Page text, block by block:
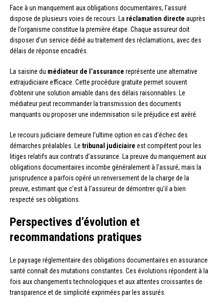
Face à un manquement aux obligations documentaires, l’assuré
dispose de plusieurs voies de recours. La réclamation directe auprès
de l’organisme constitue la première étape. Chaque assureur doit
disposer d’un service dédié au traitement des réclamations, avec des
délais de réponse encadrés.
La saisine du médiateur de l’assurance représente une alternative
extrajudiciaire efficace. Cette procédure gratuite permet souvent
d’obtenir une solution amiable dans des délais raisonnables. Le
médiateur peut recommander la transmission des documents
manquants ou proposer une indemnisation si le préjudice est avéré.
Le recours judiciaire demeure l’ultime option en cas d’échec des
démarches préalables. Le tribunal judiciaire est compétent pour les
litiges relatifs aux contrats d’assurance. La preuve du manquement aux
obligations documentaires incombe généralement à l’assuré, mais la
jurisprudence a parfois opéré un renversement de la charge de la
preuve, estimant que c’est à l’assureur de démontrer qu’il a bien
respecté ses obligations.
Perspectives d’évolution et
recommandations pratiques
Le paysage réglementaire des obligations documentaires en assurance
santé connaît des mutations constantes. Ces évolutions répondent à la
fois aux changements technologiques et aux attentes croissantes de
transparence et de simplicité exprimées par les assurés.